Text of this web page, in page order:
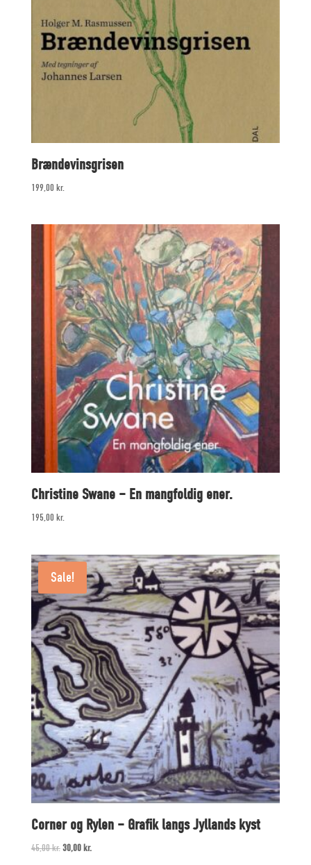
Brændevinsgrisen
199,00 kr.
Christine Swane – En mangfoldig ener.
195,00 kr.
Sale!
Corner og Rylen – Grafik langs Jyllands kyst
45,00kr.Original
30,00 kr.Current